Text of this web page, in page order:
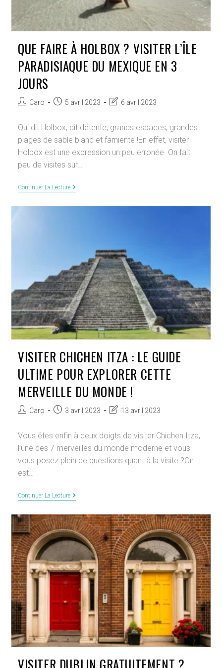
QUE FAIRE À HOLBOX ? VISITER L’ÎLE
PARADISIAQUE DU MEXIQUE EN 3
JOURS
Auteur/autrice
la
publication :
Caro
Publication
5 avril 2023
Dernière
la
publication :
6 avril 2023
Qui dit Holbox, dit détente, grands espaces, grandes
plages de sable blanc et farniente !En effet, visiter
Holbox est une expression un peu erronée. On fait
peu de visites sur…
Continuer La LectureQue
Mexique
En
3
Jours
VISITER CHICHEN ITZA : LE GUIDE
ULTIME POUR EXPLORER CETTE
MERVEILLE DU MONDE !
Auteur/autrice
publication :
Caro
Publication
3 avril 2023
Dernière
la
publication :
13 avril 2023
Vous êtes enfin à deux doigts de visiter Chichen Itza,
l’une des 7 merveilles du monde moderne et vous
vous posez plein de questions quant à la visite ?On
est…
Continuer La LectureVisiter
:
Le
Guide
Ultime
Pour
Explorer
Cette
Merveille
Du
Monde